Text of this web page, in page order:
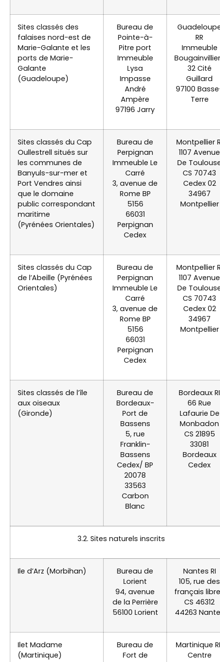
Sites classés des
falaises nord-est de
Marie-Galante et les
ports de Marie-
Galante
(Guadeloupe)
Bureau de
Pointe-à-
Pitre port
Immeuble
Lysa
Impasse
André
Ampère
97196 Jarry
RR
Immeuble
32 Cité
Guillard
97100
Terre
Sites classés du Cap
Oullestrell situés sur
les communes de
Banyuls-sur-mer et
Port Vendres ainsi
que le domaine
public correspondant
maritime
(Pyrénées Orientales)
Bureau de
Perpignan
Immeuble Le
Carré
3, avenue de
Rome BP
5156
66031
Perpignan
Cedex
Montpellier
1107 Avenue
De
CS 70743
Cedex 02
34967
Montpellier
Sites classés du Cap
de l’Abeille (Pyrénées
Orientales)
Bureau de
Perpignan
Immeuble Le
Carré
3, avenue de
Rome BP
5156
66031
Perpignan
Cedex
Montpellier
1107 Avenue
De
CS 70743
Cedex 02
34967
Montpellier
Sites classés de l’île
aux oiseaux
(Gironde)
Bureau de
Bordeaux-
Port de
Bassens
5, rue
Franklin-
Bassens
Cedex/ BP
20078
33563
Carbon
Blanc
Bordeaux RI
66 Rue
Lafaurie De
Monbadon
CS 21895
33081
Bordeaux
Cedex
3.2. Sites naturels inscrits
Ile d’Arz (Morbihan)
Bureau de
Lorient
94, avenue
de la Perrière
56100 Lorient
Nantes RI
105, rue des
français
CS 46312
44263
Ilet Madame
(Martinique)
Bureau de
Fort de
Martinique
Centre